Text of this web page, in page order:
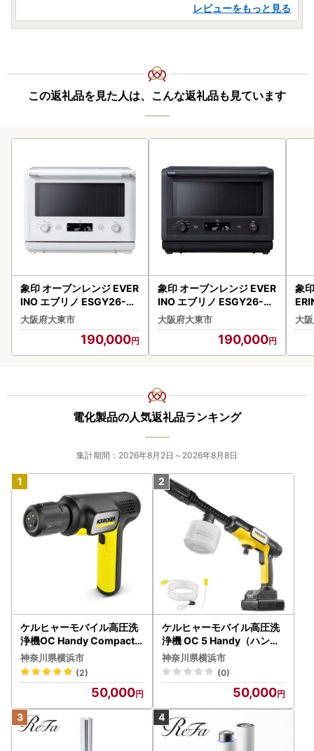
レビューをもっと見る
この返礼品を見た人は、こんな返礼品も見ています
象印 オーブンレンジ EVER
INO エブリノ ESGY26-W
A ホワイト
大阪府大東市
190,000
象印 オーブンレンジ EVER
INO エブリノ ESGY26-BA
ブラック
大阪府大東市
190,000
象
ー
ー
大
電化製品の人気返礼品ランキング
集計期間：2026年8月2日～2026年8月8日
ケルヒャーモバイル高圧洗
浄機OC Handy Compact
（ハンディエア） APV000
7
神奈川県横浜市
(2)
50,000
ケルヒャーモバイル高圧洗
浄機 OC 5 Handy（ハンデ
ィジェット） APV0006
神奈川県横浜市
(0)
50,000